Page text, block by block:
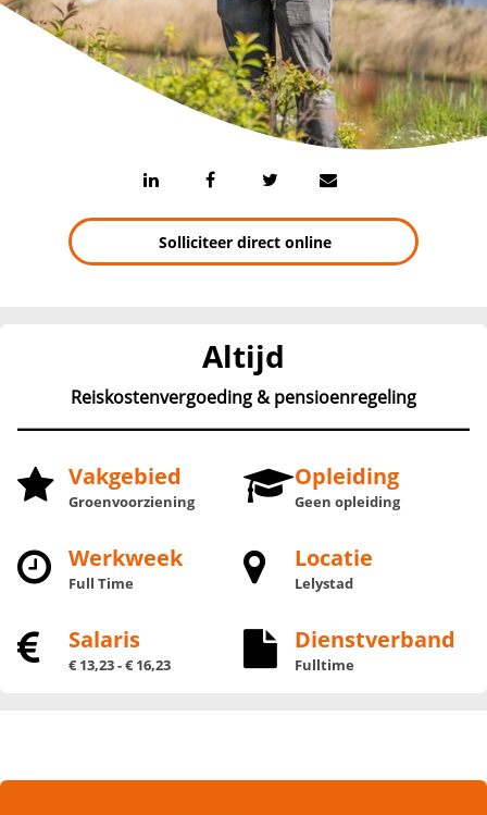
Solliciteer direct online
Altijd
Reiskostenvergoeding & pensioenregeling
Vakgebied
Groenvoorziening
Opleiding
Geen opleiding
Werkweek
Full Time
Locatie
Lelystad
Salaris
€ 13,23 - € 16,23
Dienstverband
Fulltime